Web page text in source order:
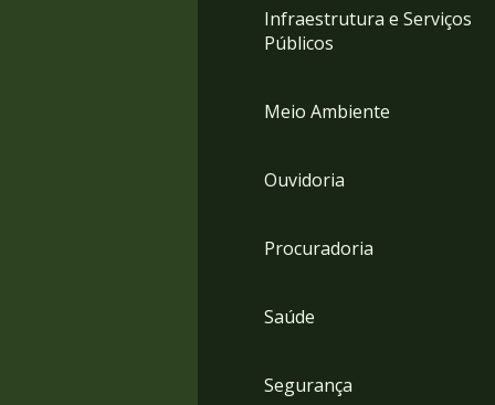
Infraestrutura e Serviços
Públicos
Meio Ambiente
Ouvidoria
Procuradoria
Saúde
Segurança